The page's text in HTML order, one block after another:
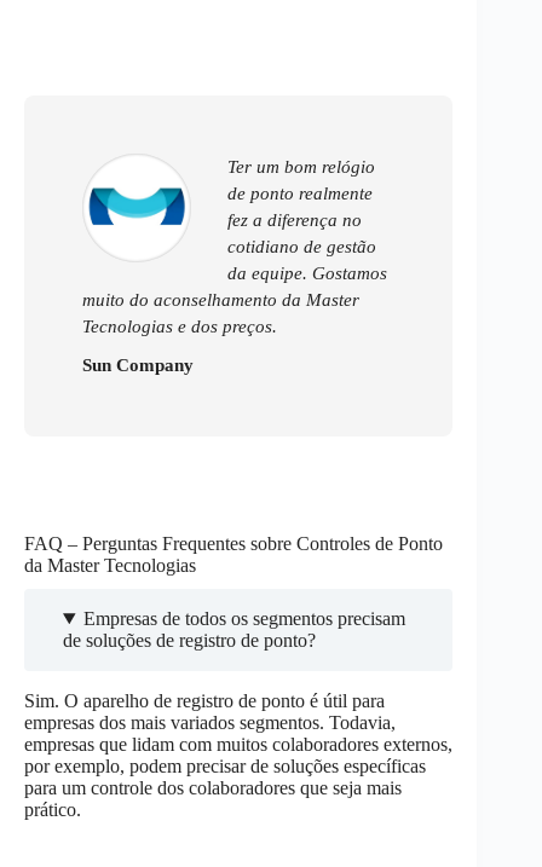
Ter um bom relógio
de ponto realmente
fez a diferença no
cotidiano de gestão
da equipe. Gostamos
muito do aconselhamento da Master
Tecnologias e dos preços.
Sun Company
FAQ – Perguntas Frequentes sobre Controles de Ponto
da Master Tecnologias
Empresas de todos os segmentos precisam
de soluções de registro de ponto?
Sim. O aparelho de registro de ponto é útil para
empresas dos mais variados segmentos. Todavia,
empresas que lidam com muitos colaboradores externos,
por exemplo, podem precisar de soluções específicas
para um controle dos colaboradores que seja mais
prático.